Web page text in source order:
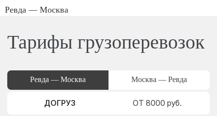
Ревда — Москва
Тарифы грузоперевозок
Ревда — Москва Москва — Ревда
ДОГРУЗ ОТ 8000 руб.